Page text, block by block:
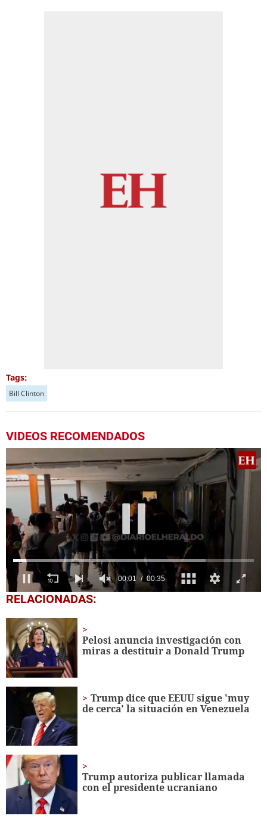
Tags:
Bill Clinton
VIDEOS RECOMENDADOS
0
seconds
seconds
00:02 00:35
RELACIONADAS:
Pelosi anuncia investigación con
miras a destituir a Donald Trump
Trump dice que EEUU sigue 'muy
de cerca' la situación en Venezuela
Trump autoriza publicar llamada
con el presidente ucraniano